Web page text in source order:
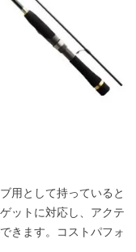
用として持っていると
ットに対応し、アクテ
きます。コストパフォ